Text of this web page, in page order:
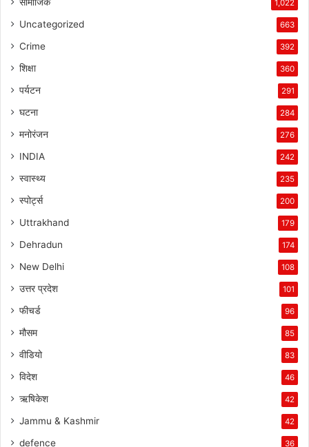
1,022
Uncategorized 663
Crime 392
शिक्षा 360
पर्यटन 291
घटना 284
मनोरंजन 276
INDIA 242
स्वास्थ्य 235
स्पोर्ट्स 200
Uttrakhand 179
Dehradun 174
New Delhi 108
उत्तर प्रदेश 101
फीचर्ड 96
मौसम 85
वीडियो 83
विदेश 46
ऋषिकेश 42
Jammu & Kashmir 42
defence 36